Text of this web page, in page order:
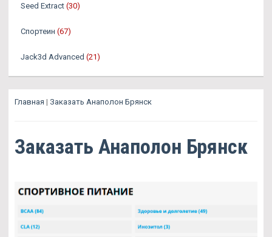
Seed Extract (30)
Спортеин (67)
Jack3d Advanced (21)
Главная | Заказать Анаполон Брянск
Заказать Анаполон Брянск